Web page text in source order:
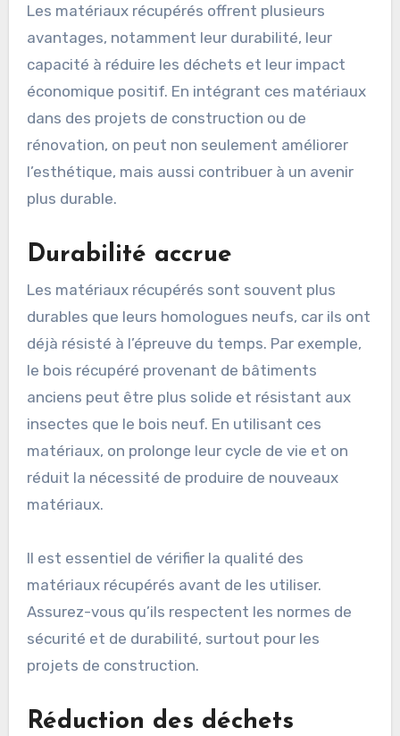
Les matériaux récupérés offrent plusieurs
avantages, notamment leur durabilité, leur
capacité à réduire les déchets et leur impact
économique positif. En intégrant ces matériaux
dans des projets de construction ou de
rénovation, on peut non seulement améliorer
l’esthétique, mais aussi contribuer à un avenir
plus durable.
Durabilité accrue
Les matériaux récupérés sont souvent plus
durables que leurs homologues neufs, car ils ont
déjà résisté à l’épreuve du temps. Par exemple,
le bois récupéré provenant de bâtiments
anciens peut être plus solide et résistant aux
insectes que le bois neuf. En utilisant ces
matériaux, on prolonge leur cycle de vie et on
réduit la nécessité de produire de nouveaux
matériaux.
Il est essentiel de vérifier la qualité des
matériaux récupérés avant de les utiliser.
Assurez-vous qu’ils respectent les normes de
sécurité et de durabilité, surtout pour les
projets de construction.
Réduction des déchets